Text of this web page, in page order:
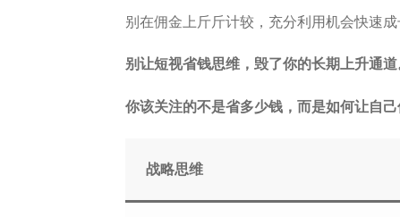
别在佣金上斤斤计较，充分利用机会快速
别让短视省钱思维，毁了你的长期上升通道
你该关注的不是省多少钱，而是如何让自己
战略思维